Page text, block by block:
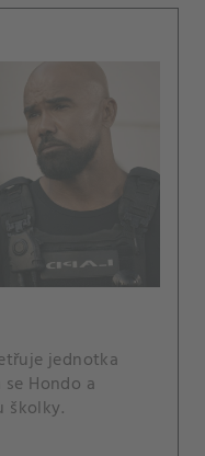
jednotka
Hondo a
školky.